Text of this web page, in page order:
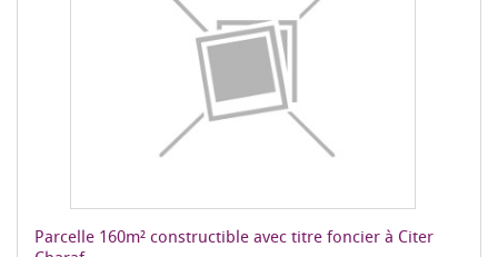
Parcelle 160m² constructible avec titre foncier à Citer